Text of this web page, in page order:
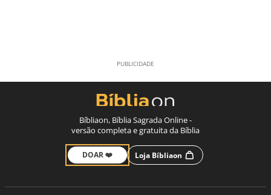
Bíbliaon, Bíblia Sagrada Online -
versão completa e gratuita da Bíblia
DOAR ❤️ Loja Bíbliaon